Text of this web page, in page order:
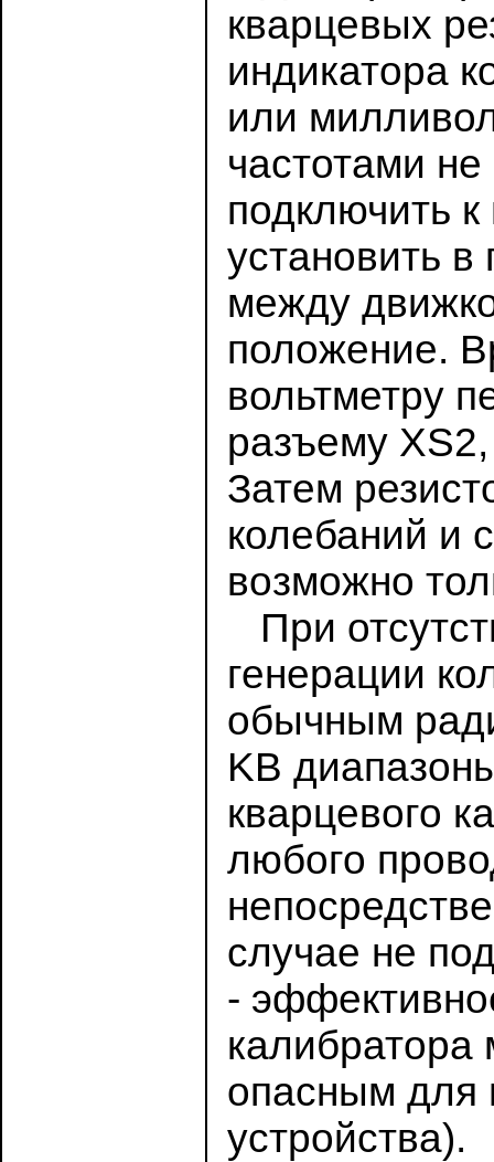
кварцевых
индикатора
или
частотами
подключить
установить
между
положение.
вольтметру
разъему
Затем
колебаний и
возможно
При
генерации
обычным
KB
кварцевого
любого
случае не
-
калибратора
опасным для
устройства).